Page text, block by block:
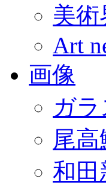
美術
Art
画像
ガ
尾
和田